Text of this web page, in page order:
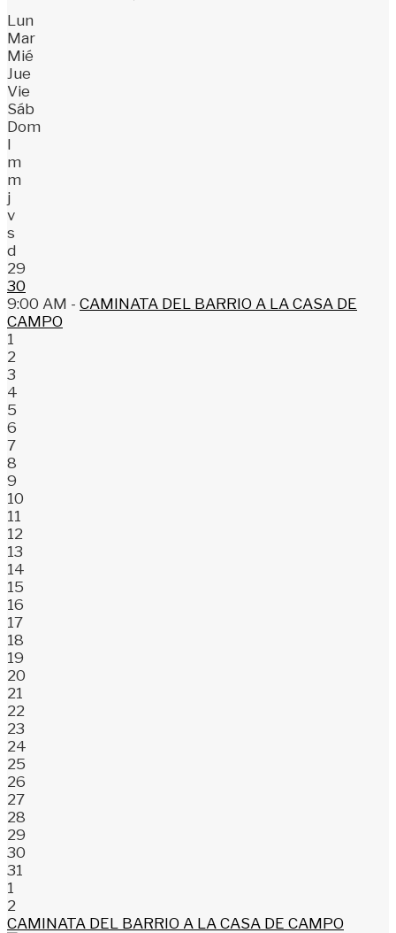
Lun
Mar
Mié
Jue
Vie
Sáb
Dom
l
m
m
j
v
s
d
29
30
9:00 AM - CAMINATA DEL BARRIO A LA CASA DE
CAMPO
1
2
3
4
5
6
7
8
9
10
11
12
13
14
15
16
17
18
19
20
21
22
23
24
25
26
27
28
29
30
31
1
2
CAMINATA DEL BARRIO A LA CASA DE CAMPO